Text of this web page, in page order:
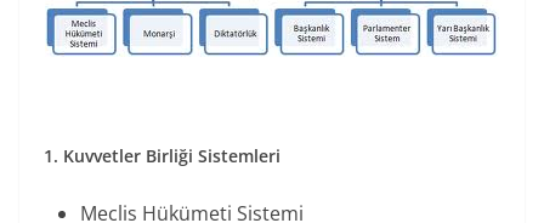
1. Kuvvetler Birliği Sistemleri
Meclis Hükümeti Sistemi